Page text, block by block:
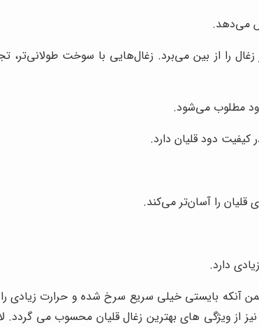
می‌دهد.
را از بین می‌برد. زغال‌هایی با سوخت طولانی‌تر،
مطلوب می‌شود.
دود قلیان دارد.
را آسان‌تر می‌کند.
دارد.
آنکه بایستی خیلی سریع سرخ شده و حرارت زیادی را
از ویژگی های بهترین زغال قلیان محسوب می گردد.